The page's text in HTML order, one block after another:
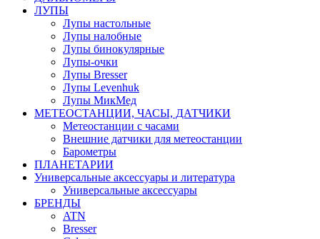
ЛУПЫ
Лупы настольные
Лупы налобные
Лупы бинокулярные
Лупы-очки
Лупы Bresser
Лупы Levenhuk
Лупы МикМед
МЕТЕОСТАНЦИИ, ЧАСЫ, ДАТЧИКИ
Метеостанции с часами
Внешние датчики для метеостанции
Барометры
ПЛАНЕТАРИИ
Универсальные аксессуары и литература
Универсальные аксессуары
БРЕНДЫ
ATN
Bresser